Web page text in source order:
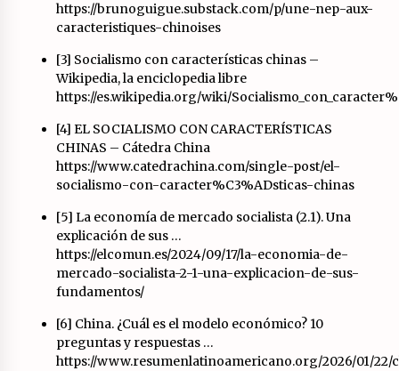
https://brunoguigue.substack.com/p/une-nep-aux-
caracteristiques-chinoises
[3] Socialismo con características chinas –
Wikipedia, la enciclopedia libre
https://es.wikipedia.org/wiki/
[4] EL SOCIALISMO CON CARACTERÍSTICAS
CHINAS – Cátedra China
https://www.catedrachina.com/single-post/el-
socialismo-con-caracter%C3%ADsticas-chinas
[5] La economía de mercado socialista (2.1). Una
explicación de sus …
https://elcomun.es/2024/09/17/la-economia-de-
mercado-socialista-2-1-una-explicacion-de-sus-
fundamentos/
[6] China. ¿Cuál es el modelo económico? 10
preguntas y respuestas …
https://www.resumenlatinoamericano.org/2026/01/22/